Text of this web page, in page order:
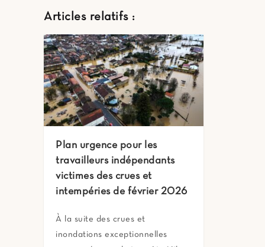
Articles relatifs :
Plan urgence pour les
travailleurs indépendants
victimes des crues et
intempéries de février 2026
À la suite des crues et
inondations exceptionnelles